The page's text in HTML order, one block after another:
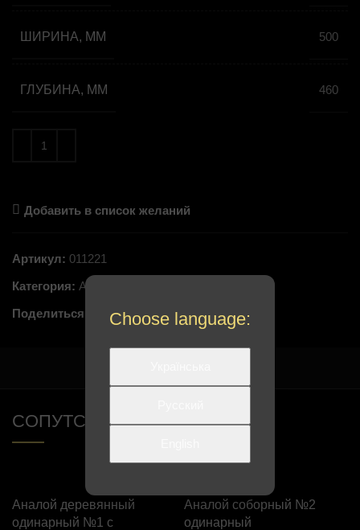
ШИРИНА, ММ 500
ГЛУБИНА, ММ 460
Добавить в список желаний
Артикул: 011221
Категория: Аналои
Поделиться:
СОПУТСТВУЮЩИЕ ТОВАРЫ
Аналой деревянный
одинарный №1 с
Аналой соборный №2
одинарный
Choose language: